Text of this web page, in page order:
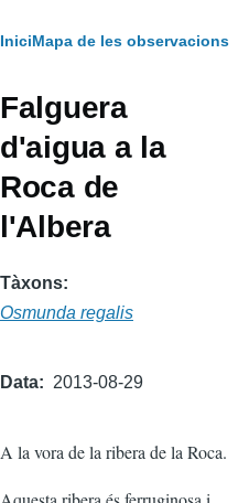
Fil
IniciMapa de les observacions
Falguera
d'aigua a la
Roca de
l'Albera
Tàxons
Osmunda regalis
Data 2013-08-29
A la vora de la ribera de la Roca.